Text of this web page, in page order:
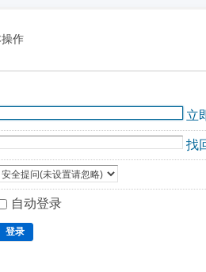
作
立
找
自动登录
登录